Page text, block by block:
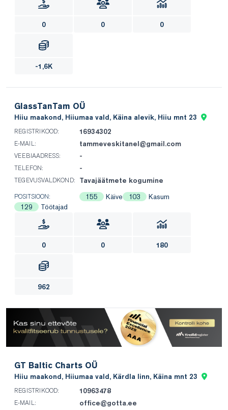
0 0 0
-1,6K
GlassTanTam OÜ
Hiiu maakond, Hiiumaa vald, Käina alevik, Hiiu mnt 23
REGISTRIKOOD: 16934302
E-MAIL: tammeveskitanel@gmail.com
VEEBIAADRESS: -
TELEFON: -
TEGEVUSVALDKOND: Tavajäätmete kogumine
POSITSIOON: 155 Käive 103
Kasum
129
Töötajad
0 0 180
962
GT Baltic Charts OÜ
Hiiu maakond, Hiiumaa vald, Kärdla linn, Käina mnt 23
REGISTRIKOOD: 10963478
E-MAIL: office@gotta.ee